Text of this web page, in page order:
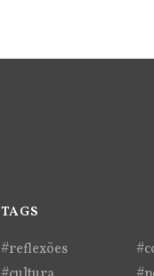
TAGS
#reflexões